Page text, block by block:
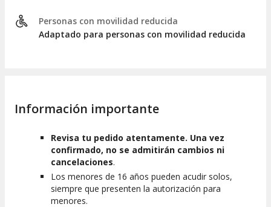
Personas con movilidad reducida
Adaptado para personas con movilidad reducida
Información importante
Revisa tu pedido atentamente. Una vez
confirmado, no se admitirán cambios ni
cancelaciones.
Los menores de 16 años pueden acudir solos,
siempre que presenten la autorización para
menores.